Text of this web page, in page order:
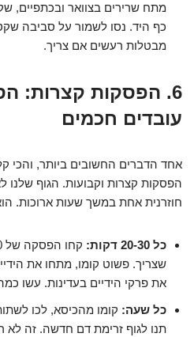
מתח שרירים בצוואר ובכתפיים,
כף היד. נסו לשמור על סביבה
מבטלות רעשים אם צריך.
6. הפסקות קצרות:
עובדים חכמים
אחד הדברים החשובים ביותר, והכי
הפסקות קצרות וקבועות. הגוף שלנו
חוזרנית אחת במשך שעות ארוכות.
כל 20-30 דקות:
שצריך. פשוט קומו, מתחו את
את פרקי הידיים בעדינות. עשו
כל שעה: קומו מהכיסא, לכו
תנו לגוף זרימת דם חדשה. זה לא